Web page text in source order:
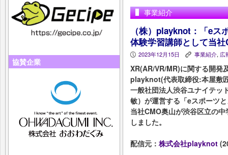
協賛企業
事業紹介
（株）playknot：「eス
体験学習講師として当
P 2023年12月15日 K 事業紹介, 広
XR(AR/VR/MR)に関する開発
playknot(代表取締役:本屋敷
一般社団法人渋谷ユナイテッ
敏）が運営する「eスポーツ
当社CMO奥山が渋谷区立の
しました。
配信元： 株式会社playknot